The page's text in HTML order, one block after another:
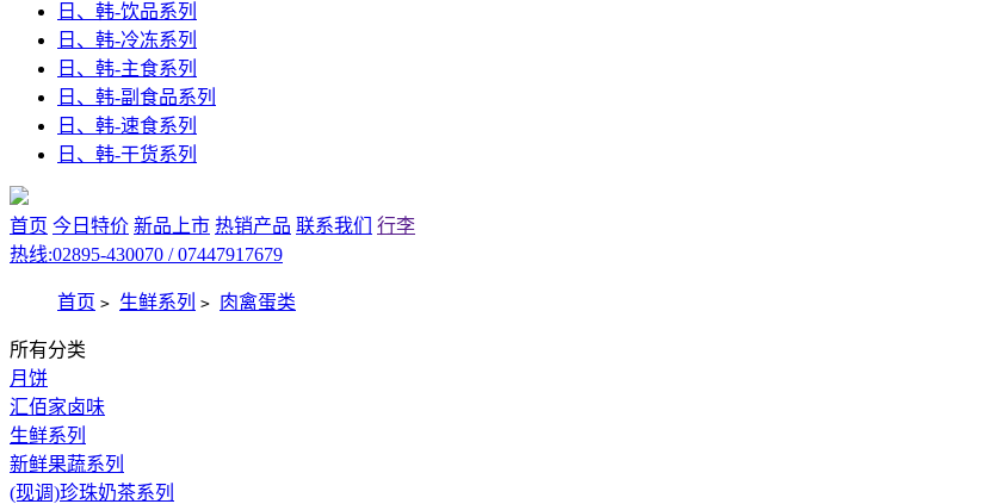
日、韩-饮品系列
日、韩-冷冻系列
日、韩-主食系列
日、韩-副食品系列
日、韩-速食系列
日、韩-干货系列
首页 今日特价 新品上市 热销产品 联系我们
行李
热线:02895-430070 / 07447917679
首页 > 生鲜系列 > 肉禽蛋类
所有分类
月饼
汇佰家卤味
生鲜系列
新鲜果蔬系列
(现调)珍珠奶茶系列